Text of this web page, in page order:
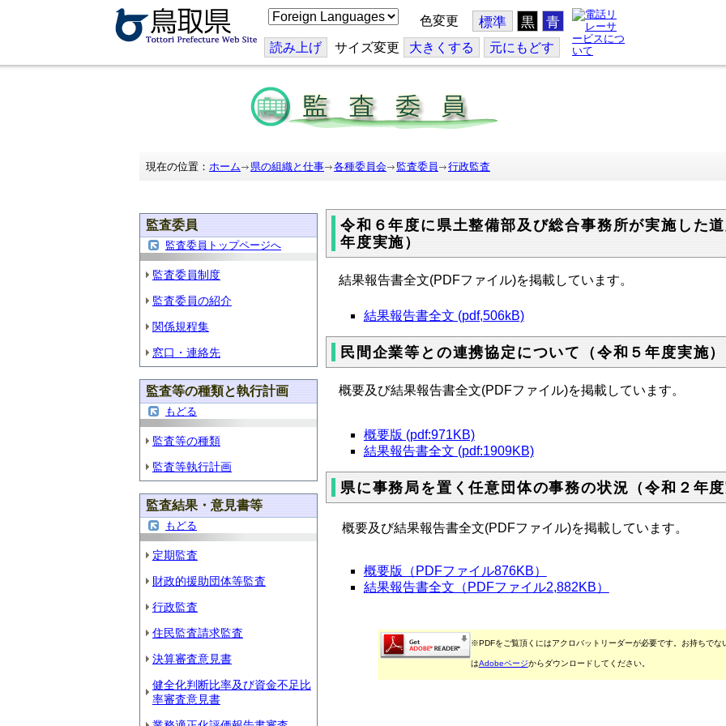
こ
の
ジ
を
訳
す
る
色変更 標準 黒 青
読み上げ サイズ変更 大きくする 元にもどす
現在の位置： ホーム 県の組織と仕事 各種委員会 監査委員 行政監査
監査委員
監査委員トップページへ
監査委員制度
監査委員の紹介
関係規程集
窓口・連絡先
監査等の種類と執行計画
もどる
監査等の種類
監査等執行計画
監査結果・意見書等
もどる
定期監査
財政的援助団体等監査
行政監査
住民監査請求監査
決算審査意見書
健全化判断比率及び資金不足比
率審査意見書
令和６年度に県土整備部及び総合事務所が実施した
年度実施）
結果報告書全文(PDFファイル)を掲載しています。
結果報告書全文 (pdf,506kB)
民間企業等との連携協定について（令和５年度実施）
概要及び結果報告書全文(PDFファイル)を掲載しています。
概要版 (pdf:971KB)
結果報告書全文 (pdf:1909KB)
県に事務局を置く任意団体の事務の状況（令和２年度
概要及び結果報告書全文(PDFファイル)を掲載しています。
概要版（PDFファイル876KB）
結果報告書全文（PDFファイル2,882KB）
※PDFをご覧頂くにはアクロバットリーダーが必要です。お持ちでな
はAdobeページからダウンロードしてください。